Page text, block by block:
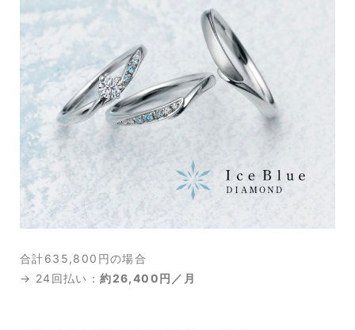
合計635,800円の場合
→ 24回払い：約26,400円／月